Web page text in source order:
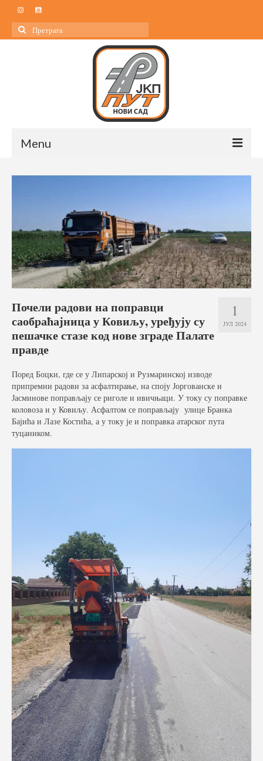
Search
for:
Menu
Почетна
О нама
Управа
Услуге
Јавне набавке
Отворени поступак
Квалификациони поступак
Преговарачки поступак
Фото галерија
Видео галерија
Контакт
1
ЈУЛ 2024
Почели радови на поправци
саобраћајница у Ковиљу, уређују су
пешачке стазе код нове зграде Палате
правде
Поред Боцки, где се у Липарској и Рузмаринској изводе
припремни радови за асфалтирање, на споју Јоргованске и
Јасминове поправљају се риголе и ивичњаци. У току су поправке
коловоза и у Ковиљу. Асфалтом се поправљају улице Бранка
Бајића и Лазе Костића, а у току је и поправка атарског пута
туцаником.